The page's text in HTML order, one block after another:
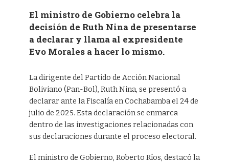
El ministro de Gobierno celebra la
decisión de Ruth Nina de presentarse
a declarar y llama al expresidente
Evo Morales a hacer lo mismo.
La dirigente del Partido de Acción Nacional
Boliviano (Pan-Bol), Ruth Nina, se presentó a
declarar ante la Fiscalía en Cochabamba el 24 de
julio de 2025. Esta declaración se enmarca
dentro de las investigaciones relacionadas con
sus declaraciones durante el proceso electoral.
El ministro de Gobierno, Roberto Ríos, destacó la